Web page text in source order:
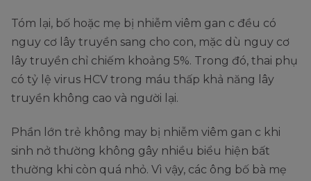
Tóm lại, bố hoặc mẹ bị nhiễm viêm gan c đều có
nguy cơ lây truyền sang cho con, mặc dù nguy cơ
lây truyền chỉ chiếm khoảng 5%. Trong đó, thai phụ
có tỷ lệ virus HCV trong máu thấp khả năng lây
truyền không cao và người lại.
Phần lớn trẻ không may bị nhiễm viêm gan c khi
sinh nở thường không gây nhiều biểu hiện bất
thường khi còn quá nhỏ. Vì vậy, các ông bố bà mẹ